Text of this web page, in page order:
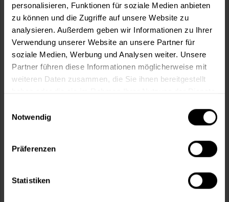
personalisieren, Funktionen für soziale Medien anbieten
zu können und die Zugriffe auf unsere Website zu
analysieren. Außerdem geben wir Informationen zu Ihrer
Verwendung unserer Website an unsere Partner für
soziale Medien, Werbung und Analysen weiter. Unsere
Partner führen diese Informationen möglicherweise mit
weiteren Daten zusammen, die Sie ihnen bereitgestellt
Notwendig
Präferenzen
Statistiken
In den Warenkorb
Artikel-Nr.: